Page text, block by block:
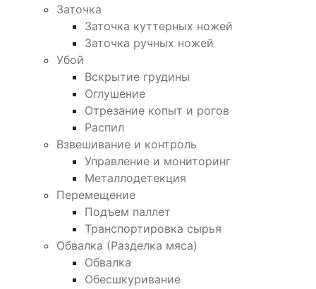
Заточка
Заточка куттерных ножей
Заточка ручных ножей
Убой
Вскрытие грудины
Оглушение
Отрезание копыт и рогов
Распил
Взвешивание и контроль
Управление и мониторинг
Металлодетекция
Перемещение
Подъем паллет
Транспортировка сырья
Обвалка (Разделка мяса)
Обвалка
Обесшкуривание